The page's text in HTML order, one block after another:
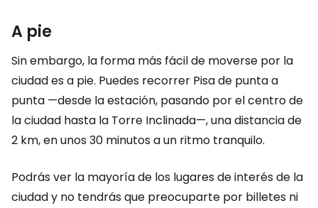
A pie
Sin embargo, la forma más fácil de moverse por la
ciudad es a pie. Puedes recorrer Pisa de punta a
punta —desde la estación, pasando por el centro de
la ciudad hasta la Torre Inclinada—, una distancia de
2 km, en unos 30 minutos a un ritmo tranquilo.
Podrás ver la mayoría de los lugares de interés de la
ciudad y no tendrás que preocuparte por billetes ni